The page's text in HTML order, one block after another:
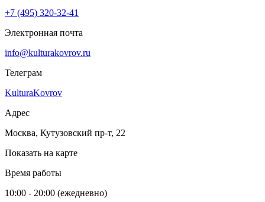
+7 (495) 320-32-41
Электронная почта
info@kulturakovrov.ru
Телеграм
KulturaKovrov
Адрес
Москва, Кутузовский пр-т, 22
Показать на карте
Время работы
10:00 - 20:00 (ежедневно)